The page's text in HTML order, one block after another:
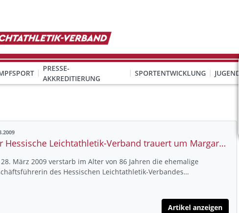
PRESSE-
AKKREDITIERUNG
SPORTENTWICKLUNG JUGEND
Der Hessische Leichtathletik-Verband trauert um Margarete Kapfhammer
März 2009 verstarb im Alter von 86 Jahren die ehemalige
des Hessischen Leichtathletik-Verbandes…
Artikel anzeigen